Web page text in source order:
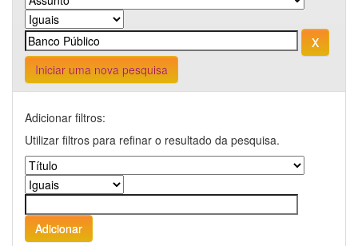
Iniciar uma nova pesquisa
Adicionar filtros:
Utilizar filtros para refinar o resultado da pesquisa.